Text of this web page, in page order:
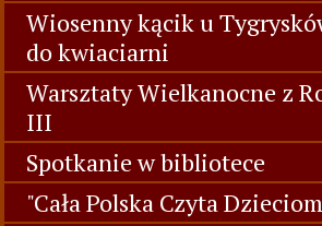
Wiosenny kącik u
do kwiaciarni
Warsztaty Wielkanocne z
III
Spotkanie w bibliotece
"Cała Polska Czyta